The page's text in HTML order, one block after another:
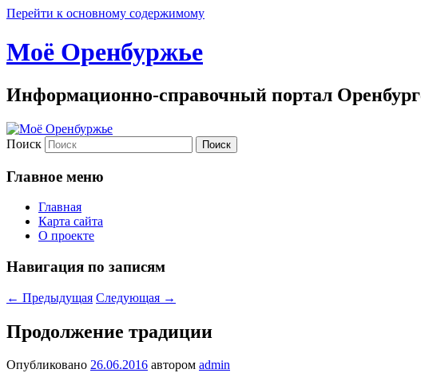
Перейти к основному содержимому
Моё Оренбуржье
Информационно-справочный портал
Поиск
Главное меню
Главная
Карта сайта
О проекте
Навигация по записям
← Предыдущая Следующая →
Про­должение тради­ции
Опубликовано 26.06.2016 автором admin